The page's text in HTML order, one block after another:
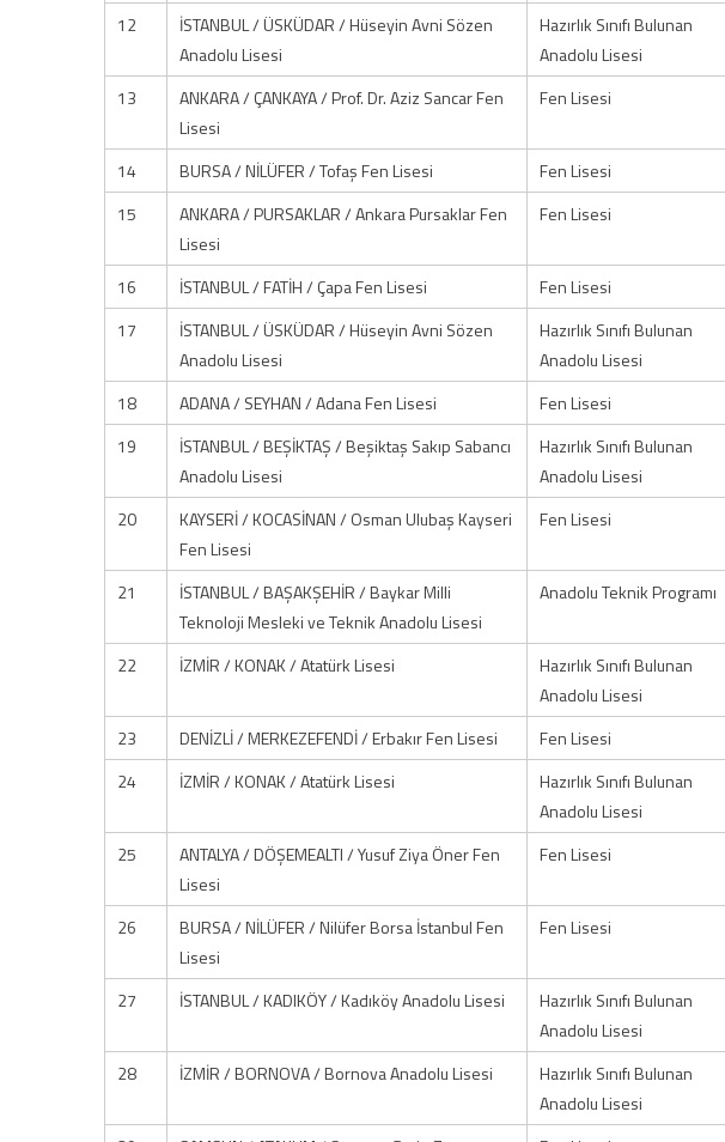
12
İSTANBUL / ÜSKÜDAR / Hüseyin Avni Sözen
Anadolu Lisesi
Hazırlık Sınıfı Bulunan
Anadolu Lisesi
13
ANKARA / ÇANKAYA / Prof. Dr. Aziz Sancar Fen
Lisesi
Fen Lisesi
14 BURSA / NİLÜFER / Tofaş Fen Lisesi Fen Lisesi
15
ANKARA / PURSAKLAR / Ankara Pursaklar Fen
Lisesi
Fen Lisesi
16 İSTANBUL / FATİH / Çapa Fen Lisesi Fen Lisesi
17
İSTANBUL / ÜSKÜDAR / Hüseyin Avni Sözen
Anadolu Lisesi
Hazırlık Sınıfı Bulunan
Anadolu Lisesi
18 ADANA / SEYHAN / Adana Fen Lisesi Fen Lisesi
19
İSTANBUL / BEŞİKTAŞ / Beşiktaş Sakıp Sabancı
Anadolu Lisesi
Hazırlık Sınıfı Bulunan
Anadolu Lisesi
20
KAYSERİ / KOCASİNAN / Osman Ulubaş Kayseri
Fen Lisesi
Fen Lisesi
21
İSTANBUL / BAŞAKŞEHİR / Baykar Milli
Teknoloji Mesleki ve Teknik Anadolu Lisesi
Anadolu Teknik Programı
22 İZMİR / KONAK / Atatürk Lisesi
Hazırlık Sınıfı Bulunan
Anadolu Lisesi
23 DENİZLİ / MERKEZEFENDİ / Erbakır Fen Lisesi Fen Lisesi
24
İZMİR / KONAK / Atatürk Lisesi
Hazırlık Sınıfı Bulunan
Anadolu Lisesi
25
ANTALYA / DÖŞEMEALTI / Yusuf Ziya Öner Fen
Lisesi
Fen Lisesi
26
BURSA / NİLÜFER / Nilüfer Borsa İstanbul Fen
Lisesi
Fen Lisesi
27 İSTANBUL / KADIKÖY / Kadıköy Anadolu Lisesi
Hazırlık Sınıfı Bulunan
Anadolu Lisesi
28 İZMİR / BORNOVA / Bornova Anadolu Lisesi
Hazırlık Sınıfı Bulunan
Anadolu Lisesi